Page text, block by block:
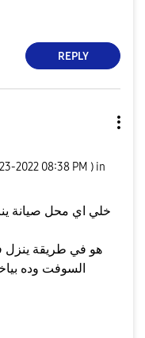
REPLY
2022 08:38 PM ) in
هو في طريقة ينزل
السوفت وده بياخد ٥ جيجا وهتدوخ شوية علي